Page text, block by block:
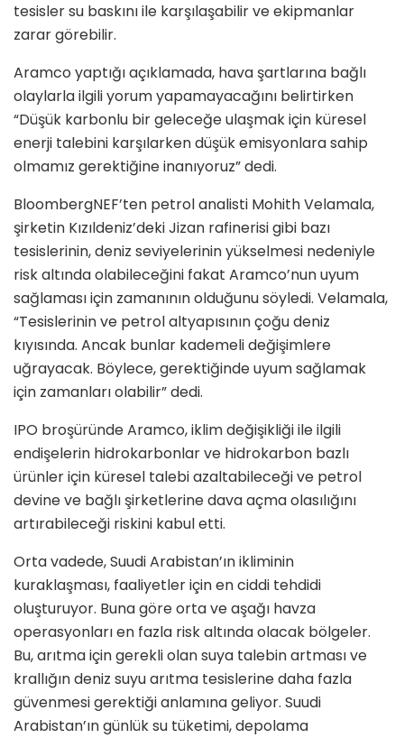
tesisler su baskını ile karşılaşabilir ve ekipmanlar
zarar görebilir.
Aramco yaptığı açıklamada, hava şartlarına bağlı
olaylarla ilgili yorum yapamayacağını belirtirken
“Düşük karbonlu bir geleceğe ulaşmak için küresel
enerji talebini karşılarken düşük emisyonlara sahip
olmamız gerektiğine inanıyoruz” dedi.
BloombergNEF’ten petrol analisti Mohith Velamala,
şirketin Kızıldeniz’deki Jizan rafinerisi gibi bazı
tesislerinin, deniz seviyelerinin yükselmesi nedeniyle
risk altında olabileceğini fakat Aramco’nun uyum
sağlaması için zamanının olduğunu söyledi. Velamala,
“Tesislerinin ve petrol altyapısının çoğu deniz
kıyısında. Ancak bunlar kademeli değişimlere
uğrayacak. Böylece, gerektiğinde uyum sağlamak
için zamanları olabilir” dedi.
IPO broşüründe Aramco, iklim değişikliği ile ilgili
endişelerin hidrokarbonlar ve hidrokarbon bazlı
ürünler için küresel talebi azaltabileceği ve petrol
devine ve bağlı şirketlerine dava açma olasılığını
artırabileceği riskini kabul etti.
Orta vadede, Suudi Arabistan’ın ikliminin
kuraklaşması, faaliyetler için en ciddi tehdidi
oluşturuyor. Buna göre orta ve aşağı havza
operasyonları en fazla risk altında olacak bölgeler.
Bu, arıtma için gerekli olan suya talebin artması ve
krallığın deniz suyu arıtma tesislerine daha fazla
güvenmesi gerektiği anlamına geliyor. Suudi
Arabistan’ın günlük su tüketimi, depolama